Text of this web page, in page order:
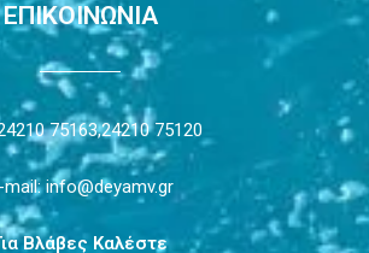
ΕΠΙΚΟΙΝΩΝΙΑ
75163,24210 75120
mail: info@deyamv.gr
Βλάβες Καλέστε